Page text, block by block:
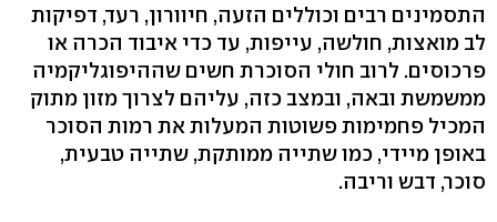
התסמינים רבים וכוללים הזעה, חיוורון, רעד, דפיקות
לב מואצות, חולשה, עייפות, עד כדי איבוד הכרה או
פרכוסים. לרוב חולי הסוכרת חשים שההיפוגליקמיה
ממשמשת ובאה, ובמצב כזה, עליהם לצרוך מזון מתוק
המכיל פחמימות פשוטות המעלות את רמות הסוכר
באופן מיידי, כמו שתייה ממותקת, שתייה טבעית,
סוכר, דבש וריבה.